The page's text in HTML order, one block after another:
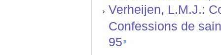
Verheijen, L.M.J.:
Confessions de
95